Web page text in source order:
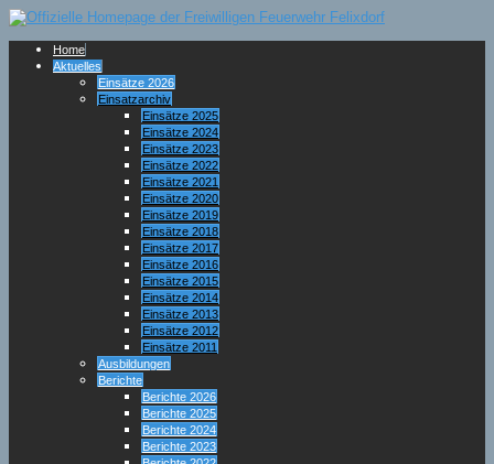
Home
Aktuelles
Einsätze 2026
Einsatzarchiv
Einsätze 2025
Einsätze 2024
Einsätze 2023
Einsätze 2022
Einsätze 2021
Einsätze 2020
Einsätze 2019
Einsätze 2018
Einsätze 2017
Einsätze 2016
Einsätze 2015
Einsätze 2014
Einsätze 2013
Einsätze 2012
Einsätze 2011
Ausbildungen
Berichte
Berichte 2026
Berichte 2025
Berichte 2024
Berichte 2023